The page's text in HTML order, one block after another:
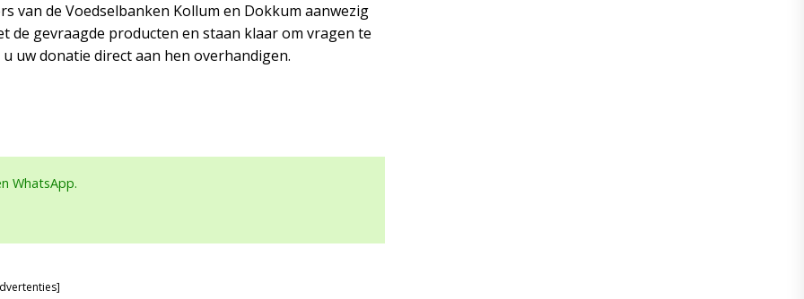
van de Voedselbanken Kollum en Dokkum aanwezig
de gevraagde producten en staan klaar om vragen te
uw donatie direct aan hen overhandigen.
WhatsApp.